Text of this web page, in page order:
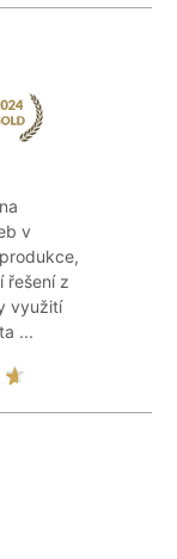
v
řešení z
využití
...